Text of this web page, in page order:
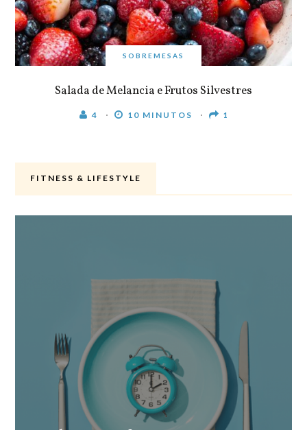
SOBREMESAS
Salada de Melancia e Frutos Silvestres
4 10 MINUTOS 1
FITNESS & LIFESTYLE